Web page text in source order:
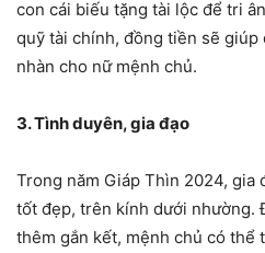
con cái biếu tặng tài lộc để tri
quỹ tài chính, đồng tiền sẽ giúp
nhàn cho nữ mệnh chủ.
3. Tình duyên, gia đạo
Trong năm Giáp Thìn 2024, gia
tốt đẹp, trên kính dưới nhường.
thêm gắn kết, mệnh chủ có thể